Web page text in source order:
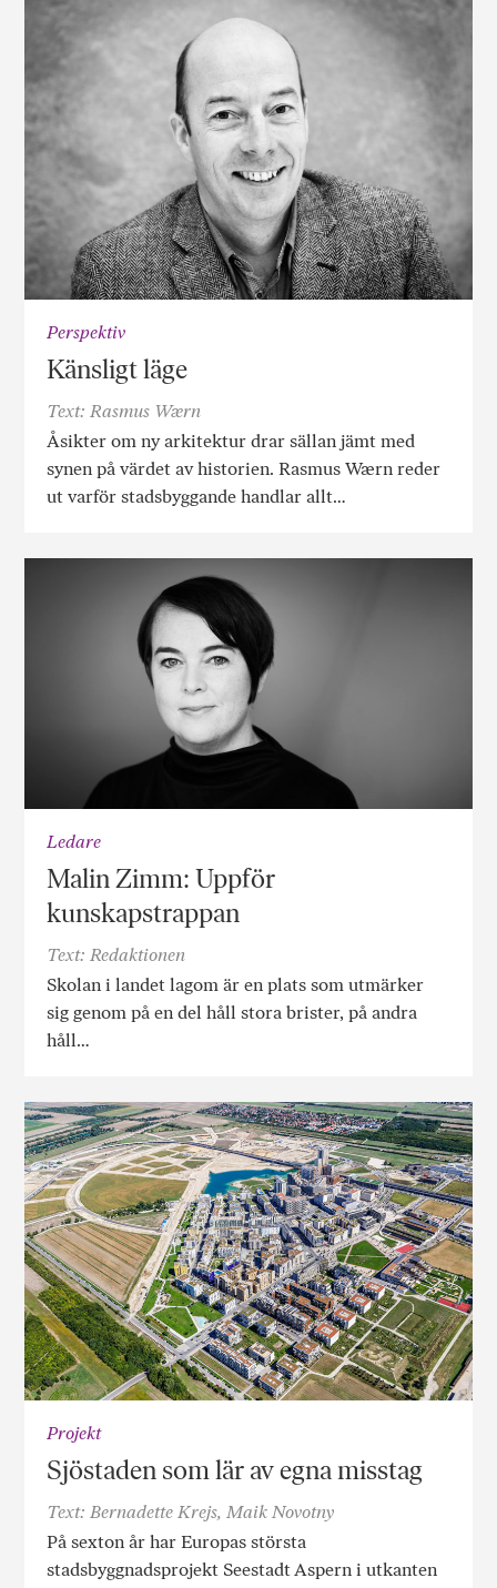
Perspektiv
Känsligt läge
Text: Rasmus Wærn
Åsikter om ny arkitektur drar sällan jämt med
synen på värdet av historien. Rasmus Wærn reder
ut varför stadsbyggande handlar allt…
Ledare
Malin Zimm: Uppför
kunskapstrappan
Text: Redaktionen
Skolan i landet lagom är en plats som utmärker
sig genom på en del håll stora brister, på andra
håll…
Projekt
Sjöstaden som lär av egna misstag
Text: Bernadette Krejs, Maik Novotny
På sexton år har Europas största
stadsbyggnadsprojekt Seestadt Aspern i utkanten